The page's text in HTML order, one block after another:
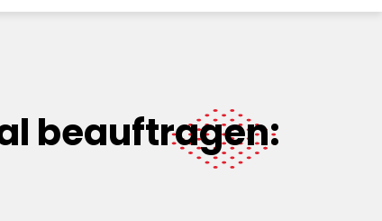
beauftragen: